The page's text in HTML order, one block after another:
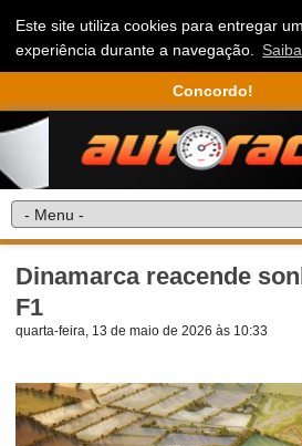
Este site utiliza cookies para entregar
experiência durante a navegação.
Concordo!
Dinamarca reacende
F1
quarta-feira, 13 de maio de 2026 às 10:33